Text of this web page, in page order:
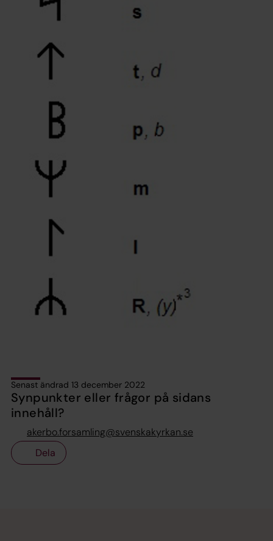
Senast ändrad 13 december 2022
Synpunkter eller frågor på sidans
innehåll?
akerbo.forsamling@svenskakyrkan.se
Dela